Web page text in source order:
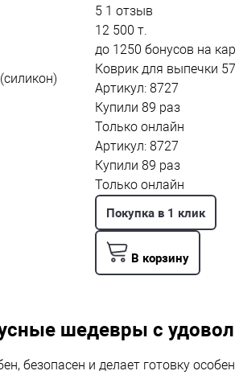
5 1 отзыв
12 500 т.
до 1250 бонусов на
Коврик для выпечки
Артикул: 8727
Купили 89 раз
Только онлайн
Артикул: 8727
Купили 89 раз
Только онлайн
Покупка в 1 клик
В корзину
шедевры с
безопасен и делает готовку